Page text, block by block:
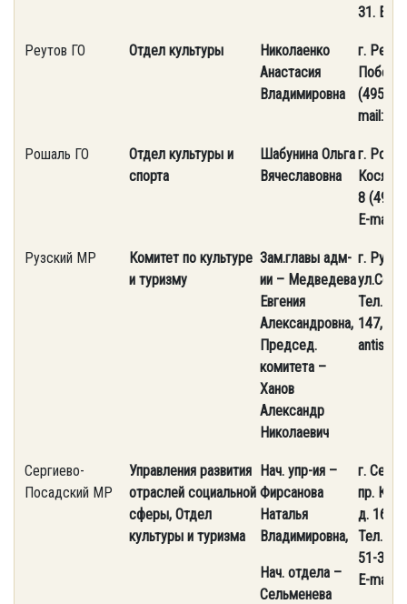
31. E-
Реутов ГО Отдел культуры
Николаенко
Анастасия
Владимировна
г.
(495)
mail:
Рошаль ГО
Отдел культуры и
спорта
Шабунина Ольга
Вячеславовна
г.
8
E-mail:
Рузский МР
Комитет по культуре
и туризму
Зам.главы адм-
ии – Медведева
Евгения
Александровна,
Председ.
комитета –
Ханов
Александр
Николаевич
г. Руза,
Тел. 8
147,
Сергиево-
Посадский МР
Управления развития
отраслей социальной
сферы, Отдел
культуры и туризма
Нач. упр-ия –
Фирсанова
Наталья
Владимировна,
Нач. отдела –
Сельменева
г.
пр.
д. 169,
Тел. 8
51-37,
E-mail: